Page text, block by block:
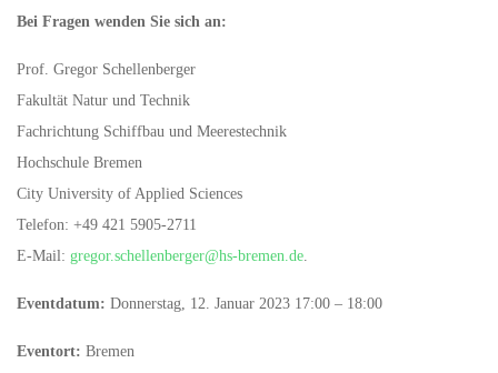
Bei Fragen wenden Sie sich an:
Prof. Gregor Schellenberger
Fakultät Natur und Technik
Fachrichtung Schiffbau und Meerestechnik
Hochschule Bremen
City University of Applied Sciences
Telefon: +49 421 5905-2711
E-Mail: gregor.schellenberger@hs-bremen.de.
Eventdatum: Donnerstag, 12. Januar 2023 17:00 – 18:00
Eventort: Bremen